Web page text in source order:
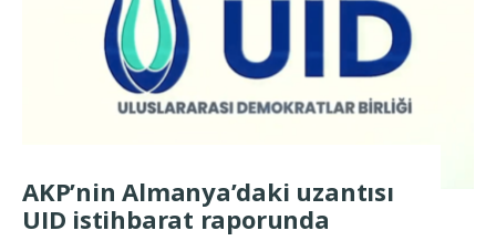
AKP’nin Almanya’daki uzantısı
UID istihbarat raporunda